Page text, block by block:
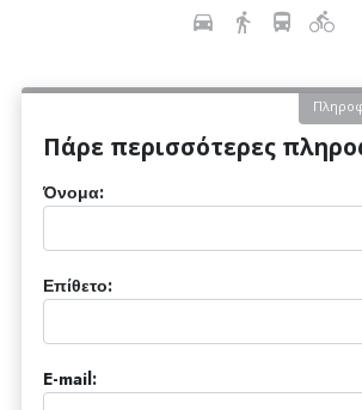
Πάρε περισσότερες
Όνομα:
Επίθετο:
E-mail: